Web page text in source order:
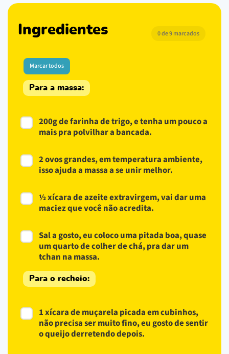
Ingredientes 0 de 9 marcados
Marcar todos
Para a massa:
200g de farinha de trigo, e tenha um pouco a
mais pra polvilhar a bancada.
2 ovos grandes, em temperatura ambiente,
isso ajuda a massa a se unir melhor.
½ xícara de azeite extravirgem, vai dar uma
maciez que você não acredita.
Sal a gosto, eu coloco uma pitada boa, quase
um quarto de colher de chá, pra dar um
tchan na massa.
Para o recheio:
1 xícara de muçarela picada em cubinhos,
não precisa ser muito fino, eu gosto de sentir
o queijo derretendo depois.